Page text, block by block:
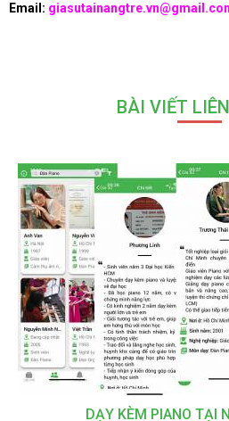
Email:
BÀI VIẾT
DẠY KÈM PIANO TẠI